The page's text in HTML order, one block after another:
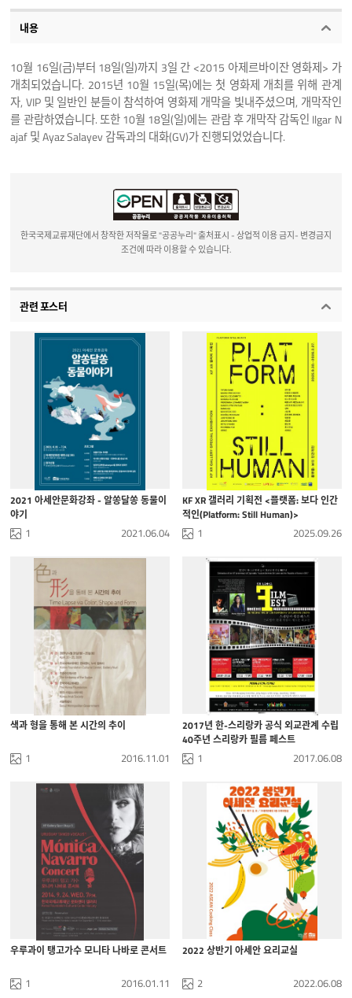
내용
10월 16일(금)부터 18일(일)까지 3일 간 <2015 아제르바이잔 영화제> 가
개최되었습니다. 2015년 10월 15일(목)에는 첫 영화제 개최를 위해 관계
자, VIP 및 일반인 분들이 참석하여 영화제 개막을 빛내주셨으며, 개막작인
를 관람하였습니다. 또한 10월 18일(일)에는관람 후 개막작 감독인 Ilgar N
ajaf 및 Ayaz Salayev 감독과의 대화(GV)가 진행되었었습니다.
한국국제교류재단에서 창작한 저작물로 "공공누리" 출처표시 - 상업적 이용 금지- 변경금지
조건에 따라 이용할 수 있습니다.
관련 포스터
2021 아세안문화강좌 - 알쏭달쏭 동물이
야기
1 2021.06.04
KF XR 갤러리 기획전 <플랫폼: 보다 인간
적인(Platform: Still Human)>
1 2025.09.26
색과 형을 통해 본 시간의 추이
1 2016.11.01
2017년 한-스리랑카 공식 외교관계 수립
40주년 스리랑카 필름 페스트
1 2017.06.08
우루과이 탱고가수 모니타 나바로 콘서트
1 2016.01.11
2022 상반기 아세안 요리교실
2 2022.06.08